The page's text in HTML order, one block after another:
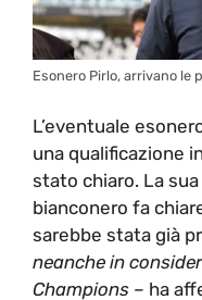
Esonero Pirlo, arrivano le
L’eventuale
una qualificazione
stato chiaro. La
bianconero fa
sarebbe stata già
neanche in
Champions – ha